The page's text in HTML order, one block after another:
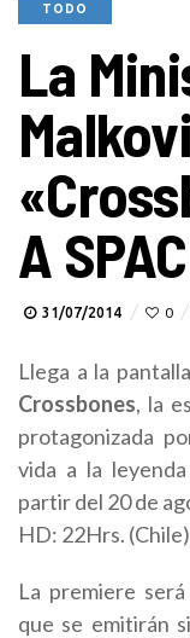
TODO
La
A
31/07/2014 0
Llega a la
Crossbones, la
protagonizada
vida a la
partir del 20 de
HD: 22Hrs. (Chile)
La premiere
que se emitirán